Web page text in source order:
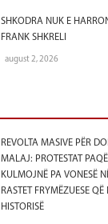
SHKODRA NUK E
FRANK SHKRELI
august 2, 2026
REVOLTA MASIVE PËR
MALAJ: PROTESTAT
KULMOJNË PA VONESË
RASTET FRYMËZUESE
HISTORISË